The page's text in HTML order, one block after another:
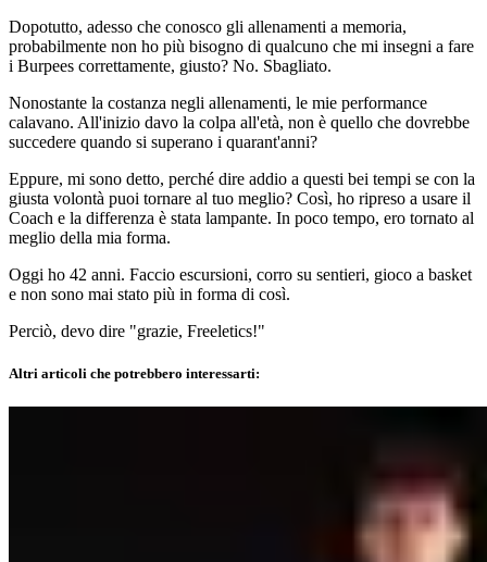
Dopotutto, adesso che conosco gli allenamenti a memoria,
probabilmente non ho più bisogno di qualcuno che mi insegni a fare
i Burpees correttamente, giusto? No. Sbagliato.
Nonostante la costanza negli allenamenti, le mie performance
calavano. All'inizio davo la colpa all'età, non è quello che dovrebbe
succedere quando si superano i quarant'anni?
Eppure, mi sono detto, perché dire addio a questi bei tempi se con la
giusta volontà puoi tornare al tuo meglio? Così, ho ripreso a usare il
Coach e la differenza è stata lampante. In poco tempo, ero tornato al
meglio della mia forma.
Oggi ho 42 anni. Faccio escursioni, corro su sentieri, gioco a basket
e non sono mai stato più in forma di così.
Perciò, devo dire "grazie, Freeletics!"
Altri articoli che potrebbero interessarti: